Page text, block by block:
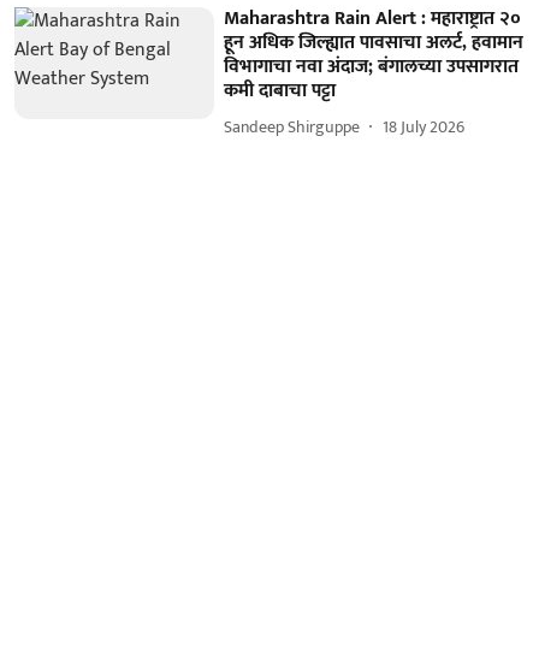
Maharashtra Rain Alert : महाराष्ट्रात २०
हून अधिक जिल्ह्यात पावसाचा अलर्ट, हवामान
विभागाचा नवा अंदाज; बंगालच्या उपसागरात
कमी दाबाचा पट्टा
Sandeep Shirguppe 18 July 2026